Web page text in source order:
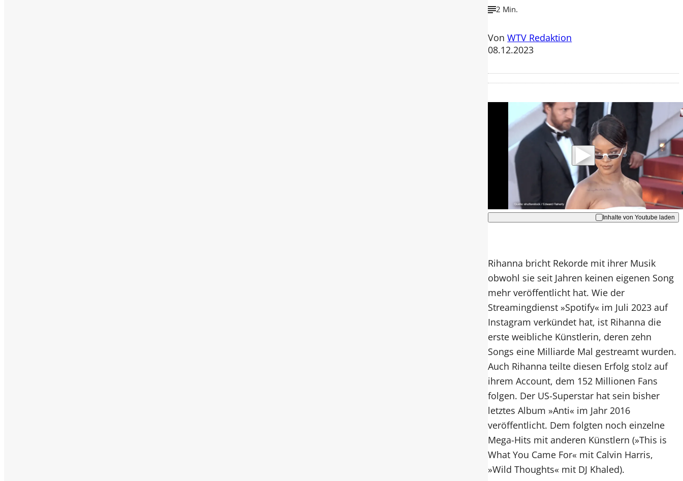
2 Min.
VonWTV Redaktion
08.12.2023
Mit der Wiedergabe dieses Videos
werden Daten an Youtube übertragen.
Hinweise dazu erhalten Sie in der
Datenschutzerklärung .
Akzeptieren
Inhalte von Youtube laden
Rihanna bricht Rekorde mit ihrer Musik
obwohl sie seit Jahren keinen eigenen Song
mehr veröffentlicht hat. Wie der
Streamingdienst »Spotify« im Juli 2023 auf
Instagram verkündet hat, ist Rihanna die
erste weibliche Künstlerin, deren zehn
Songs eine Milliarde Mal gestreamt wurden.
Auch Rihanna teilte diesen Erfolg stolz auf
ihrem Account, dem 152 Millionen Fans
folgen. Der US-Superstar hat sein bisher
letztes Album »Anti« im Jahr 2016
veröffentlicht. Dem folgten noch einzelne
Mega-Hits mit anderen Künstlern (»This is
What You Came For« mit Calvin Harris,
»Wild Thoughts« mit DJ Khaled).